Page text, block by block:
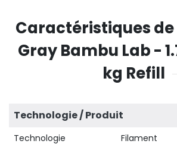
Caractéristiques de
Gray Bambu Lab -
kg Refill
Technologie / Produit
Technologie
Filament